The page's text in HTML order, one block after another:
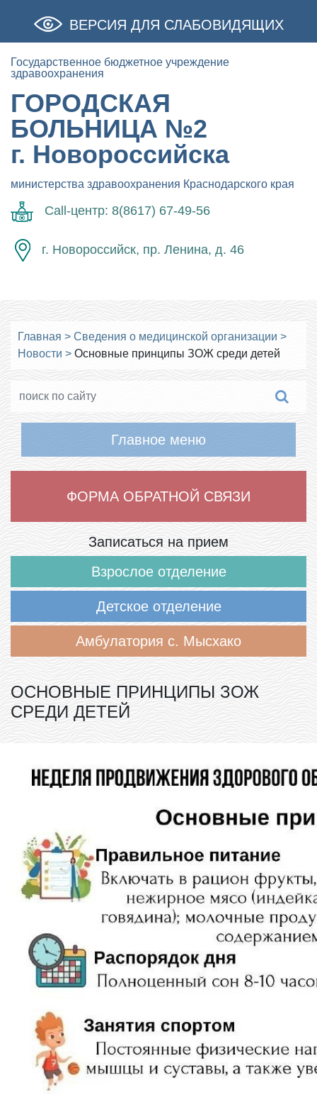
ВЕРСИЯ ДЛЯ СЛАБОВИДЯЩИХ
Государственное бюджетное учреждение
здравоохранения
ГОРОДСКАЯ
БОЛЬНИЦА №2
г. Новороссийска
министерства здравоохранения Краснодарского края
Call-центр: 8(8617) 67-49-56
г. Новороссийск, пр. Ленина, д. 46
Главная > Сведения о медицинской организации >
Новости > Основные принципы ЗОЖ среди детей
Главное меню
ФОРМА ОБРАТНОЙ СВЯЗИ
Записаться на прием
Взрослое отделение
Детское отделение
Амбулатория с. Мысхако
ОСНОВНЫЕ ПРИНЦИПЫ ЗОЖ
СРЕДИ ДЕТЕЙ